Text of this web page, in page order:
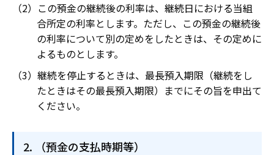
この預金の継続後の利率は、継続日における当組
合所定の利率とします。ただし、この預金の継続後
の利率について別の定めをしたときは、その定めに
よるものとします。
継続を停止するときは、最長預入期限（継続をし
たときはその最長預入期限）までにその旨を申出て
ください。
（預金の支払時期等）